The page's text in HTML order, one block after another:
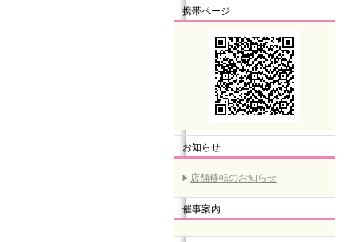
携帯ページ
お知らせ
店舗移転のお知らせ
催事案内